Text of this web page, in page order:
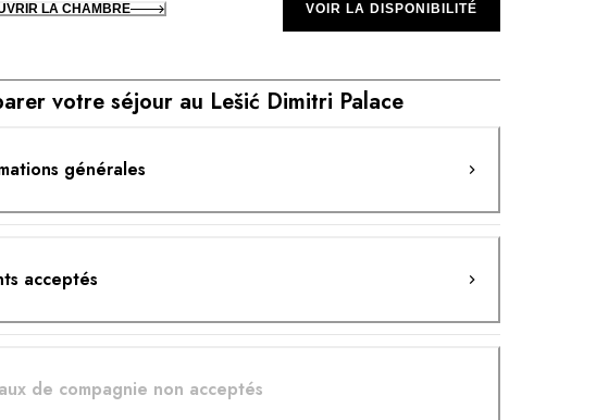
votre séjour au Lešić Dimitri Palace
générales
acceptés
de compagnie non acceptés
LA CHAMBRE VOIR LA DISPONIBILITÉ